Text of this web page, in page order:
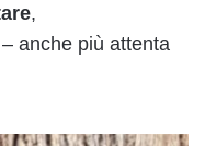
,
anche più attenta